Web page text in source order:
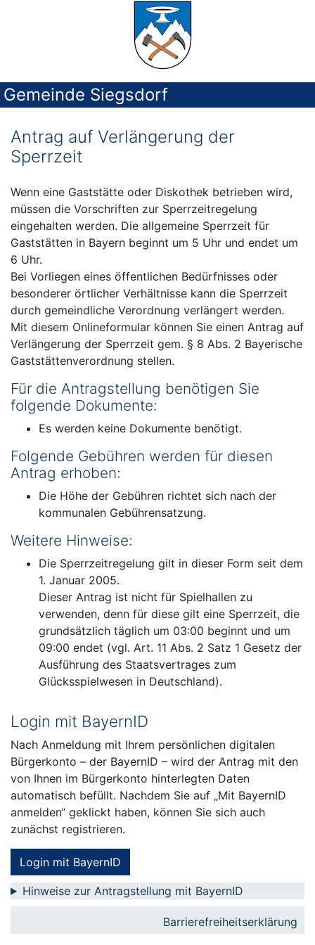
Gemeinde Siegsdorf
Antrag auf Verlängerung der
Sperrzeit
Wenn eine Gaststätte oder Diskothek betrieben wird,
müssen die Vorschriften zur Sperrzeitregelung
eingehalten werden. Die allgemeine Sperrzeit für
Gaststätten in Bayern beginnt um 5 Uhr und endet um
6 Uhr.
Bei Vorliegen eines öffentlichen Bedürfnisses oder
besonderer örtlicher Verhältnisse kann die Sperrzeit
durch gemeindliche Verordnung verlängert werden.
Mit diesem Onlineformular können Sie einen Antrag auf
Verlängerung der Sperrzeit gem. § 8 Abs. 2 Bayerische
Gaststättenverordnung stellen.
Für die Antragstellung benötigen Sie
folgende Dokumente:
Es werden keine Dokumente benötigt.
Folgende Gebühren werden für diesen
Antrag erhoben:
Die Höhe der Gebühren richtet sich nach der
kommunalen Gebührensatzung.
Weitere Hinweise:
Die Sperrzeitregelung gilt in dieser Form seit dem
1. Januar 2005.
Dieser Antrag ist nicht für Spielhallen zu
verwenden, denn für diese gilt eine Sperrzeit, die
grundsätzlich täglich um 03:00 beginnt und um
09:00 endet (vgl. Art. 11 Abs. 2 Satz 1 Gesetz der
Ausführung des Staatsvertrages zum
Glücksspielwesen in Deutschland).
Login mit BayernID
Nach Anmeldung mit Ihrem persönlichen digitalen
Bürgerkonto – der BayernID – wird der Antrag mit den
von Ihnen im Bürgerkonto hinterlegten Daten
automatisch befüllt. Nachdem Sie auf „Mit BayernID
anmelden“ geklickt haben, können Sie sich auch
zunächst registrieren.
Login mit BayernID
Hinweise zur Antragstellung mit BayernID
Barrierefreiheitserklärung